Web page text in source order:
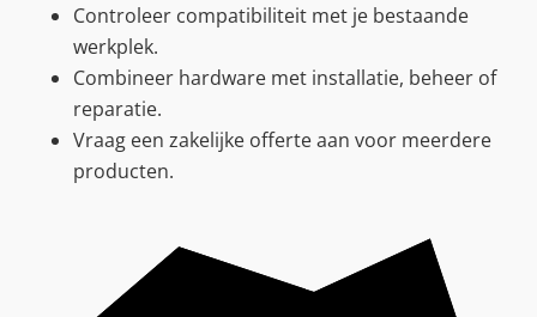
Controleer compatibiliteit met je bestaande
werkplek.
Combineer hardware met installatie, beheer of
reparatie.
Vraag een zakelijke offerte aan voor meerdere
producten.